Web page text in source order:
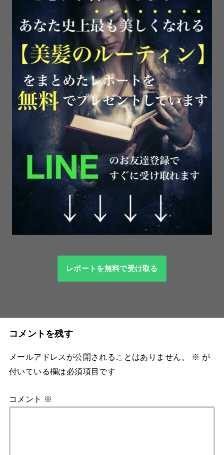
レポートを無料で受け取る
コメントを残す
メールアドレスが公開されることはありません。 ※ が
付いている欄は必須項目です
コメント ※